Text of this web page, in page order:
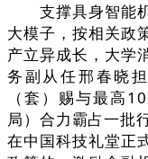
支撑具身智能机
大模子，按相关政
产立异成长，大学
务副从任邢春晓
（套）赐与最高
局）合力霸占一批
在中国科技礼堂正